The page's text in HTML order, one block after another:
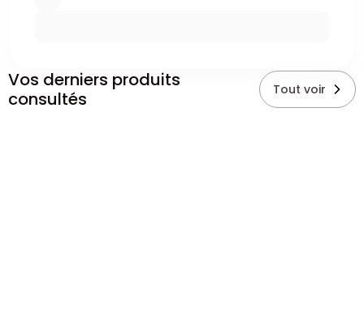
Vos derniers produits
consultés
Tout voir